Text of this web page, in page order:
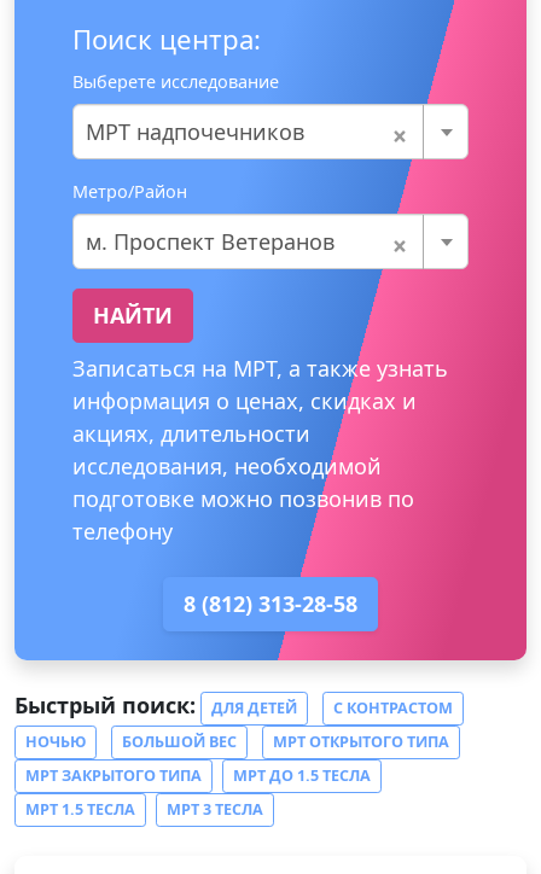
Поиск центра:
Выберете исследование
×
МРТ надпочечников
Метро/Район
×
м. Проспект Ветеранов
НАЙТИ
Записаться на МРТ, а также узнать
информация о ценах, скидках и
акциях, длительности
исследования, необходимой
подготовке можно позвонив по
телефону
8 (812) 313-28-58
Быстрый поиск: ДЛЯ ДЕТЕЙ
С КОНТРАСТОМ
НОЧЬЮ
БОЛЬШОЙ ВЕС
МРТ ОТКРЫТОГО ТИПА
МРТ ЗАКРЫТОГО ТИПА
МРТ ДО 1.5 ТЕСЛА
МРТ 1.5 ТЕСЛА
МРТ 3 ТЕСЛА